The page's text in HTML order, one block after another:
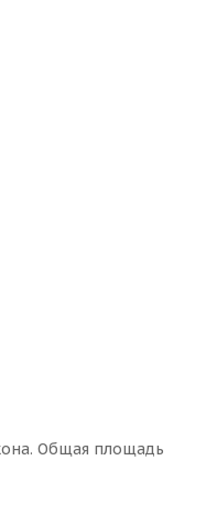
Общая площадь